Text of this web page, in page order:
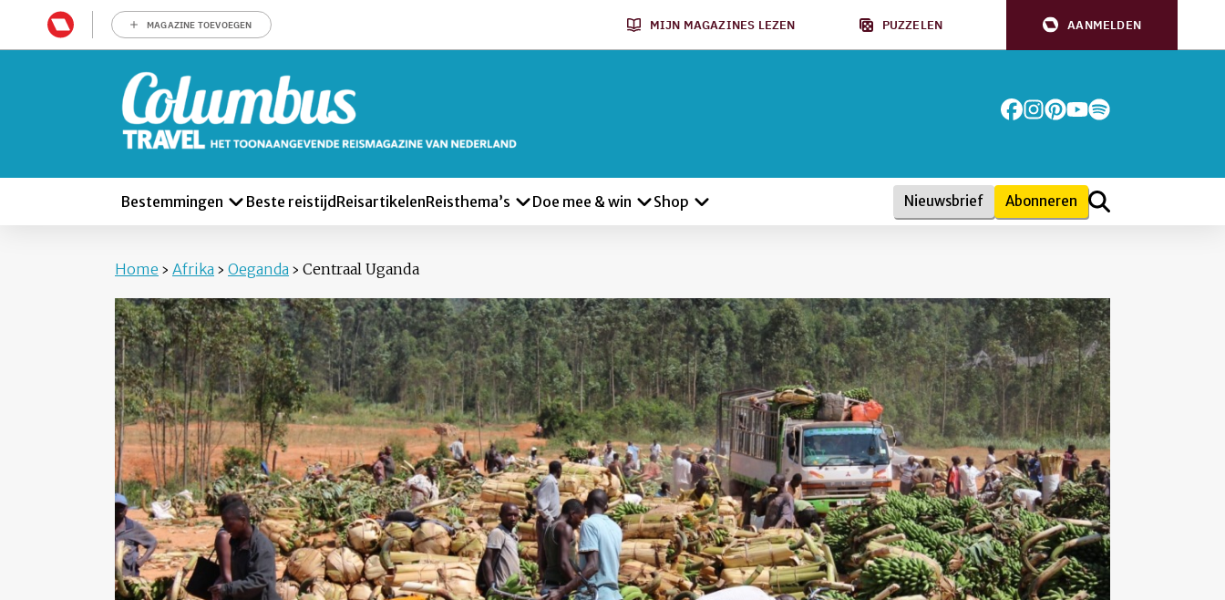
MAGAZINE TOEVOEGEN MIJN MAGAZINES LEZEN PUZZELEN AANMELDEN
Bestemmingen Beste reistijd ReisartikelenReisthema’s Doe mee & win Shop Nieuwsbrief Abonneren
Home › Afrika › Oeganda › Centraal Uganda